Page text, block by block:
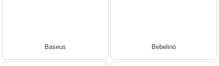
Baseus Bebelino